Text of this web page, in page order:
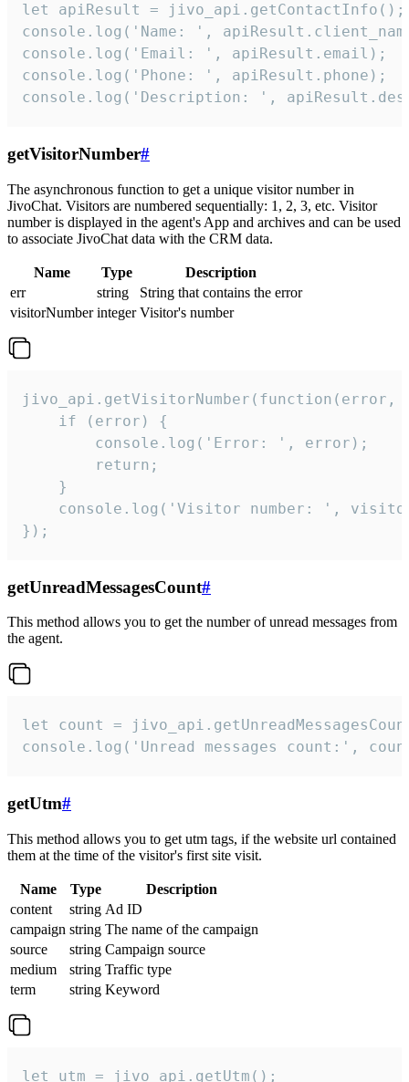
let apiResult = jivo_api.getContactInfo();
console.log('Name: ',
console.log('Email: ', apiResult.email);
console.log('Phone: ', apiResult.phone);
console.log('Description: ',
getVisitorNumber#
The asynchronous function to get a unique visitor number in
JivoChat. Visitors are numbered sequentially: 1, 2, 3, etc. Visitor
number is displayed in the agent's App and archives and can be used
to associate JivoChat data with the CRM data.
Name Type
Description
err
string
String that contains the error
visitorNumber integer Visitor's number
jivo_api.getVisitorNumber(function(error,
    if (error) {
        console.log('Error: ', error);
        return;
    }
console.log('Visitor number: ',
});
getUnreadMessagesCount#
This method allows you to get the number of unread messages from
the agent.
let count =
console.log('Unread messages count:',
getUtm#
This method allows you to get utm tags, if the website url contained
them at the time of the visitor's first site visit.
Name Type
Description
content
string Ad ID
campaign string The name of the campaign
source
string Campaign source
medium
string Traffic type
term
string Keyword
let utm = jivo_api.getUtm();